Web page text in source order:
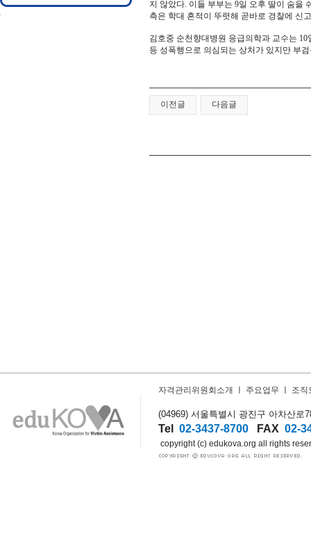
지 않았다. 이들 부부는 9일 오후 딸이 숨을
측은 학대 흔적이 뚜렷해 곧바로 경찰에 신
김호중 순천향대병원 응급의학과 교수는
등 성폭행으로 의심되는 상처가 있지만 부
이전글 다음글
자격관리위원회소개 주요업무 조직
(04969) 서울특별시 광진구 아차산로
Tel 02-3437-8700 FAX 02-
copyright (c) edukova.org all rights